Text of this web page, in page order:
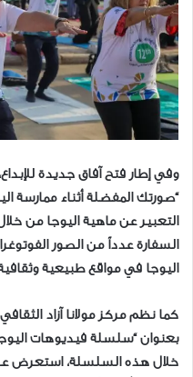
وفي إطار فتح آفاق جديدة
“صورتك المفضلة أثناء ممارسة
التعبير عن ماهية اليوجا من
السفارة عدداً من الصور
اليوجا في مواقع طبيعية
كما نظم مركز مولانا آزاد
خلال هذه السلسلة، استعرض